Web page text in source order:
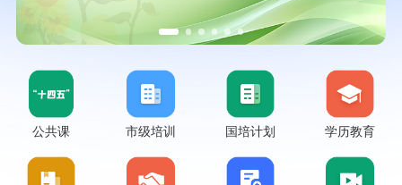
公共课 市级培训 国培计划 学历教育